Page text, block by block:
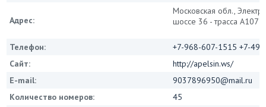
Адрес:
Московская обл.,
шоссе 36 - трасса А107
Телефон:
+7-968-607-1515 +7-
Сайт:
http://apelsin.ws/
E-mail:
9037896950@mail.ru
Количество номеров:
45